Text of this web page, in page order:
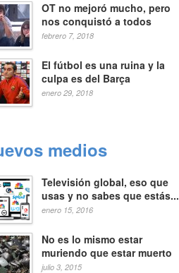
OT no mejoró mucho, pero
nos conquistó a todos
febrero 7, 2018
El fútbol es una ruina y la
culpa es del Barça
enero 29, 2018
medios
Televisión global, eso que
usas y no sabes que estás...
enero 15, 2016
No es lo mismo estar
muriendo que estar muerto
julio 3, 2015